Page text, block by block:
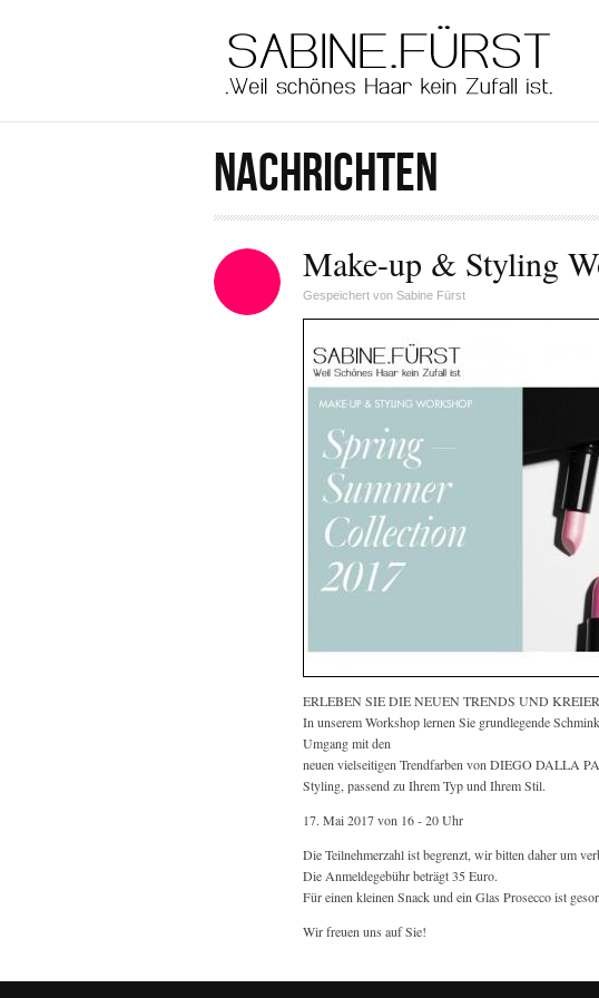
NACHRICHTEN
Make-up & Styling
Gespeichert von Sabine Fürst
ERLEBEN SIE DIE NEUEN TRENDS UND
In unserem Workshop lernen Sie grundlegende
Umgang mit den
neuen vielseitigen Trendfarben von DIEGO DALLA
Styling, passend zu Ihrem Typ und Ihrem Stil.
17. Mai 2017 von 16 - 20 Uhr
Die Teilnehmerzahl ist begrenzt, wir bitten daher um
Die Anmeldegebühr beträgt 35 Euro.
Für einen kleinen Snack und ein Glas Prosecco ist
Wir freuen uns auf Sie!